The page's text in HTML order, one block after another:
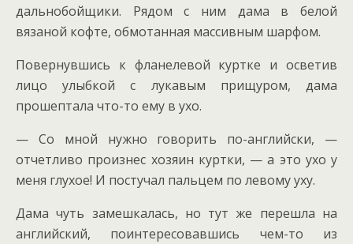
дальнобойщики. Рядом с ним дама в белой
вязаной кофте, обмотанная массивным шарфом.
Повернувшись к фланелевой куртке и осветив
лицо улыбкой с лукавым прищуром, дама
прошептала что-то ему в ухо.
— Со мной нужно говорить по-английски, —
отчетливо произнес хозяин куртки, — а это ухо у
меня глухое! И постучал пальцем по левому уху.
Дама чуть замешкалась, но тут же перешла на
английский, поинтересовавшись чем-то из